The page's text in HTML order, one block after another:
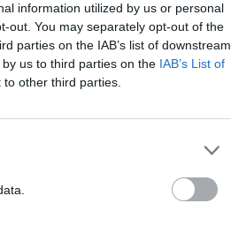
information utilized by us or personal
out. You may separately opt-out of the
parties on the IAB’s list of downstream
us to third parties on the IAB’s List of
other third parties.